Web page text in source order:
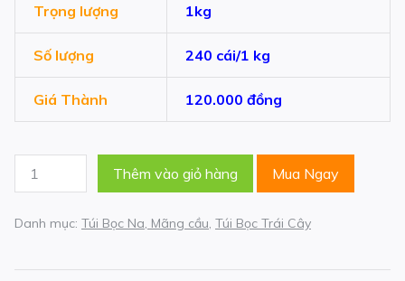
Trọng lượng 1kg
Số lượng 240 cái/1 kg
Giá Thành 120.000 đồng
Na,
Cầu
Thêm vào giỏ hàng Mua Ngay
Danh mục: Túi Bọc Na, Mãng cầu Túi Bọc Trái Cây